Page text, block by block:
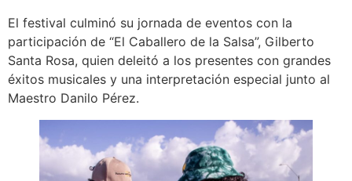
El festival culminó su jornada de eventos con la
participación de “El Caballero de la Salsa”, Gilberto
Santa Rosa, quien deleitó a los presentes con grandes
éxitos musicales y una interpretación especial junto al
Maestro Danilo Pérez.